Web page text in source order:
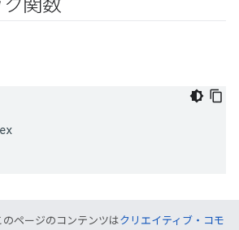
関数
ページのコンテンツはクリエイティブ・コモ